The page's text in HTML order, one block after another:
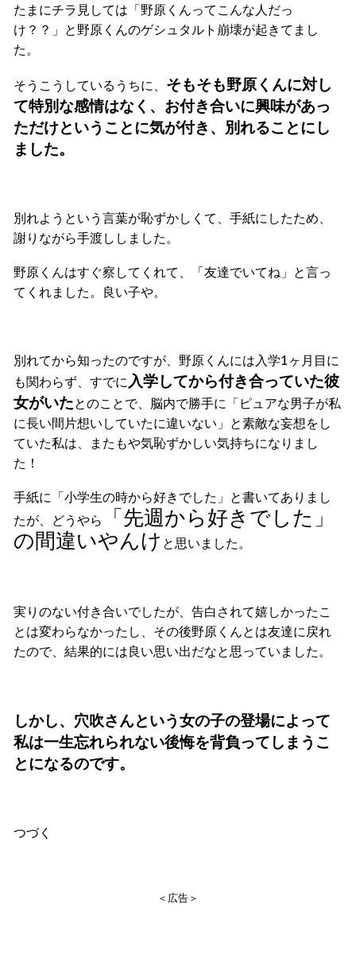
たまにチラ見しては「野原くんってこんな人だっ
け？？」と野原くんのゲシュタルト崩壊が起きてまし
た。
そうこうしているうちに、 そもそも野原くんに対し
て特別な感情はなく、お付き合いに興味があっ
ただけということに気が付き、別れることにし
ました。
別れようという言葉が恥ずかしくて、手紙にしたため、
謝りながら手渡ししました。
野原くんはすぐ察してくれて、「友達でいてね」と言っ
てくれました。良い子や。
別れてから知ったのですが、野原くんには入学1ヶ月目に
も関わらず、すでに入学してから付き合っていた彼
女がいたとのことで、脳内で勝手に「ピュアな男子が私
に長い間片想いしていたに違いない」と素敵な妄想をし
ていた私は、またもや気恥ずかしい気持ちになりまし
た！
手紙に「小学生の時から好きでした」と書いてありまし
たが、どうやら
「先週から好きでした」
の間違いやんけ と思いました。
実りのない付き合いでしたが、告白されて嬉しかったこ
とは変わらなかったし、その後野原くんとは友達に戻れ
たので、結果的には良い思い出だなと思っていました。
しかし、穴吹さんという女の子の登場によって
私は一生忘れられない後悔を背負ってしまうこ
とになるのです。
つづく
＜広告＞